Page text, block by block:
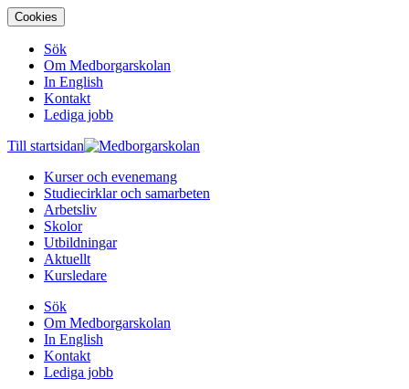
Cookies
Sök
Om Medborgarskolan
In English
Kontakt
Lediga jobb
Till startsidan
Kurser och evenemang
Studiecirklar och samarbeten
Arbetsliv
Skolor
Utbildningar
Aktuellt
Kursledare
Sök
Om Medborgarskolan
In English
Kontakt
Lediga jobb